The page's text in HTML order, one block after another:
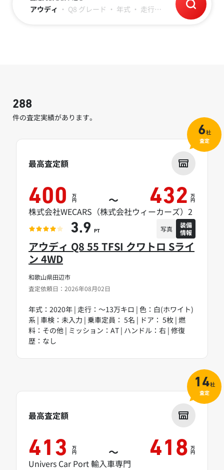
アウディ ・ Q8 グレード ・ 年式 ・ 走行距離
288
件の査定実績があります。
和歌山県田辺市
査定依頼日：2026年08月02日
アウディ Q8 55 TFSI クワトロ Sライ
ン 4WD
年式：2020年 | 走行：～13万キロ | 色：白(ホワイト)
系 | 車検：未入力 | 乗車定員： 5名 | ドア： 5枚 | 燃
料：その他 | ミッション：AT | ハンドル：右 | 修復
歴：なし
最高査定額
400 万
円 ～ 432 万
円
株式会社WECARS（株式会社ウィーカーズ）2
3.9 PT 写真
装備
情報
6社
査定
最高査定額
413 万
円 ～ 418 万
円
Univers Car Port 輸入車専門
14社
査定